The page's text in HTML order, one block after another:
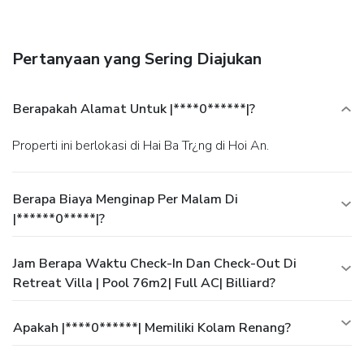
Pertanyaan yang Sering Diajukan
Berapakah Alamat Untuk |****0******|?
Properti ini berlokasi di Hai Ba Tr¿ng di Hoi An.
Berapa Biaya Menginap Per Malam Di
|******0*****|?
Jam Berapa Waktu Check-In Dan Check-Out Di
Retreat Villa | Pool 76m2| Full AC| Billiard?
Apakah |****0******| Memiliki Kolam Renang?